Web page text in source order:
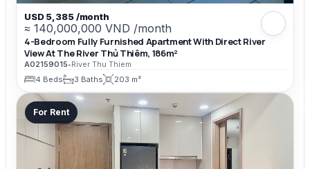
USD 5,385 /month
≈ 140,000,000 VND /month
4-Bedroom Fully Furnished Apartment With Direct River
View At The River Thủ Thiêm, 186m²
A02159015•River Thu Thiem
4 Beds
3 Baths 203 m²
For Rent